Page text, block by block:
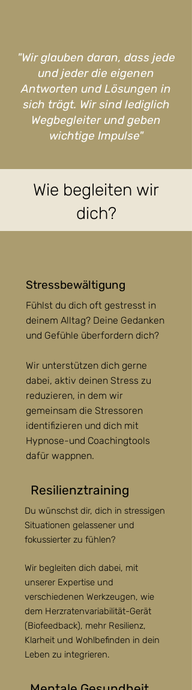
"Wir glauben daran, dass jede
und jeder die eigenen
Antworten und Lösungen in
sich trägt. Wir sind lediglich
Wegbegleiter und geben
wichtige Impulse"
Wie begleiten wir
dich?
Stressbewältigung
Fühlst du dich oft gestresst in
deinem Alltag? Deine Gedanken
und Gefühle überfordern dich?
Wir unterstützen dich gerne
dabei, aktiv deinen Stress zu
reduzieren, in dem wir
gemeinsam die Stressoren
identifizieren und dich mit
Hypnose-und Coachingtools
dafür wappnen.
Resilienztraining
Du wünschst dir, dich in stressigen
Situationen gelassener und
fokussierter zu fühlen?
Wir begleiten dich dabei, mit
unserer Expertise und
verschiedenen Werkzeugen, wie
dem Herzratenvariabilität-Gerät
(Biofeedback), mehr Resilienz,
Klarheit und Wohlbefinden in dein
Leben zu integrieren.